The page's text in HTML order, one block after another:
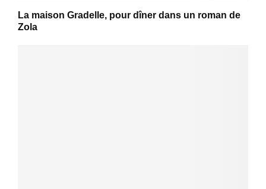
La maison Gradelle, pour dîner dans un roman de
Zola